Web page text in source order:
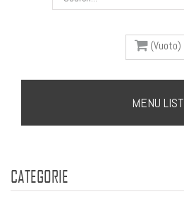
(Vuoto)
MENU LIST
CATEGORIE